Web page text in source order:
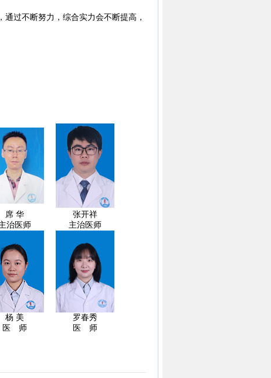
过不断努力，综合实力会不断提高，
席 华
张开祥
治医师 主治医师
杨 美
罗春秀
医 师 医 师